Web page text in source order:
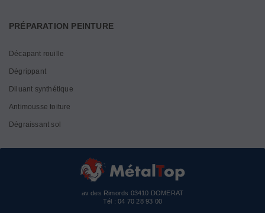
PRÉPARATION PEINTURE
Décapant rouille
Dégrippant
Diluant synthétique
Antimousse toiture
Dégraissant sol
av des Rimords 03410 DOMERAT
Tél :04 70 28 93 00